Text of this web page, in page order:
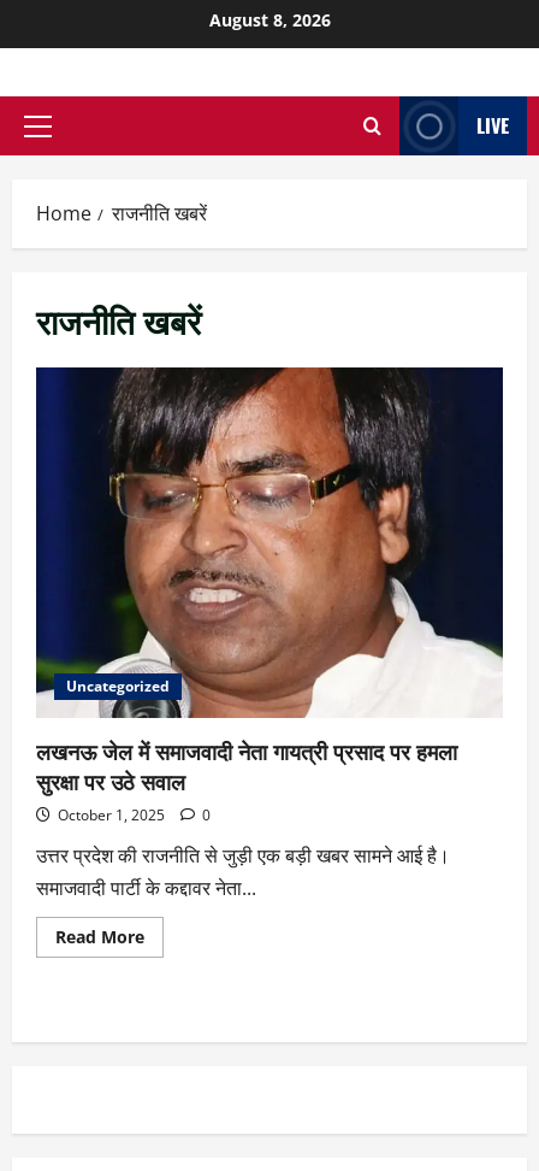
August 8, 2026
LIVE
Home राजनीति खबरें
राजनीति खबरें
Uncategorized
लखनऊ जेल में समाजवादी नेता गायत्री प्रसाद पर हमला
सुरक्षा पर उठे सवाल
October 1, 2025 0
उत्तर प्रदेश की राजनीति से जुड़ी एक बड़ी खबर सामने आई है।
समाजवादी पार्टी के कद्दावर नेता...
Read More